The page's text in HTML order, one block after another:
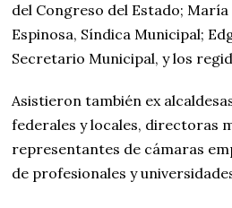
del Congreso del Estado;
Espinosa, Síndica Municipal;
Secretario Municipal, y los
Asistieron también ex
federales y locales, directoras
representantes de cámaras
de profesionales y